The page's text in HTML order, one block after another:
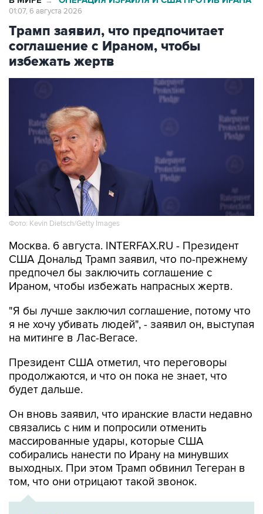
01:07, 6 августа 2026
Трамп заявил, что предпочитает
соглашение с Ираном, чтобы
избежать жертв
Фото: Kevin Dietsch/Getty Images
Москва. 6 августа. INTERFAX.RU - Президент
США Дональд Трамп заявил, что по-прежнему
предпочел бы заключить соглашение с
Ираном, чтобы избежать напрасных жертв.
"Я бы лучше заключил соглашение, потому что
я не хочу убивать людей", - заявил он, выступая
на митинге в Лас-Вегасе.
Президент США отметил, что переговоры
продолжаются, и что он пока не знает, что
будет дальше.
Он вновь заявил, что иранские власти недавно
связались с ним и попросили отменить
массированные удары, которые США
собирались нанести по Ирану на минувших
выходных. При этом Трамп обвинил Тегеран в
том, что они отрицают такой звонок.